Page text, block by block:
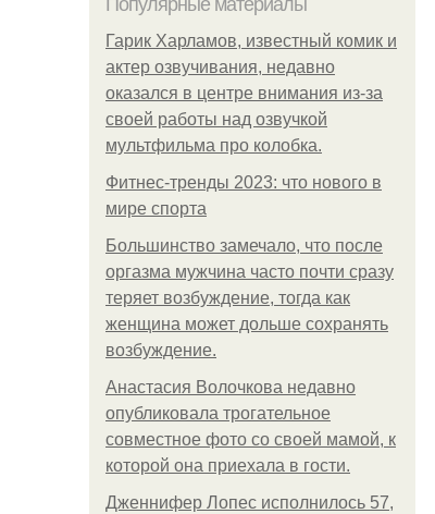
Популярные материалы
Гарик Харламов, известный комик и
актер озвучивания, недавно
оказался в центре внимания из-за
своей работы над озвучкой
мультфильма про колобка.
Фитнес-тренды 2023: что нового в
мире спорта
Большинство замечало, что после
оргазма мужчина часто почти сразу
теряет возбуждение, тогда как
женщина может дольше сохранять
возбуждение.
Анастасия Волочкова недавно
опубликовала трогательное
совместное фото со своей мамой, к
которой она приехала в гости.
Дженнифер Лопес исполнилось 57,